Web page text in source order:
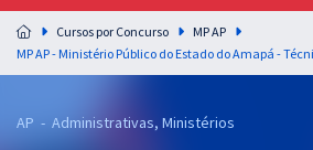
Preparação completa e intensiva para as principais
residências em saúde do Brasil
Cursos por Concurso
MP AP
AP - Administrativas, Ministérios